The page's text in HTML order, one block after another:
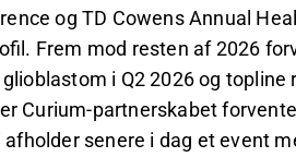
og TD Cowens Annual
Frem mod resten af 2026
i Q2 2026 og topline
Curium-partnerskabet
senere i dag et event